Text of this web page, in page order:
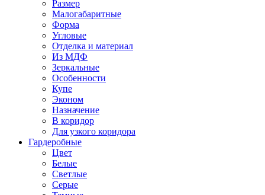
Размер
Малогабаритные
Форма
Угловые
Отделка и материал
Из МДФ
Зеркальные
Особенности
Купе
Эконом
Назначение
В коридор
Для узкого коридора
Гардеробные
Цвет
Белые
Светлые
Серые